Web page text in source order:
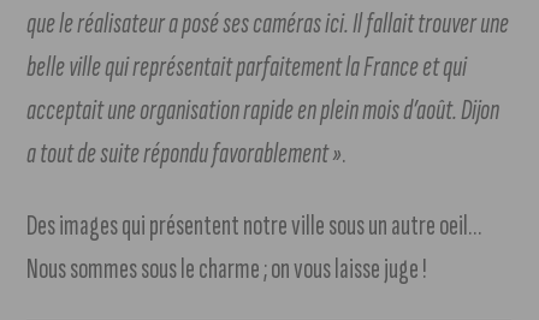
que le réalisateur a posé ses caméras ici. Il fallait trouver une
belle ville qui représentait parfaitement la France et qui
acceptait une organisation rapide en plein mois d’août. Dijon
a tout de suite répondu favorablement ».
Des images qui présentent notre ville sous un autre oeil…
Nous sommes sous le charme ; on vous laisse juge !